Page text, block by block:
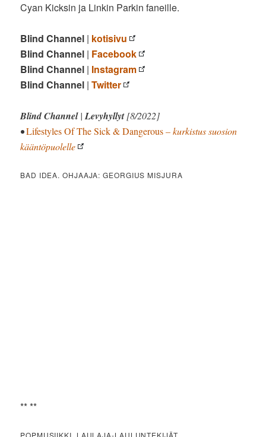
Cyan Kicksin ja Linkin Parkin faneille.
Blind Channel | kotisivu
Blind Channel | Facebook
Blind Channel | Instagram
Blind Channel |Twitter
Blind Channel|Levyhyllyt[8/2022]
•Lifestyles Of The Sick & Dangerous– kurkistus suosion
kääntöpuolelle
BAD IDEA. OHJAAJA: GEORGIUS MISJURA
** **